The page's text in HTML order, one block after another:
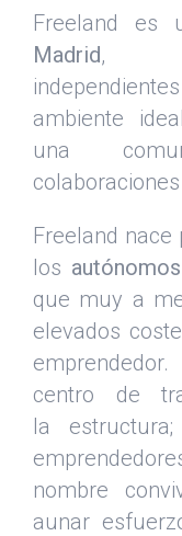
Freeland es
Madrid,
ambiente
una
Freeland
los autónomos
que muy a
elevados
centro de
la
nombre
aunar